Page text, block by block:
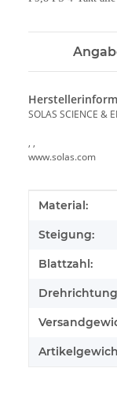
SOLAS SCIENCE &
, ,
www.solas.com
Wert
Material:
Steigung:
Blattzahl: